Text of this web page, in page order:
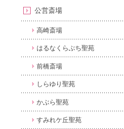
公営斎場
高崎斎場
はるなくらぶち聖苑
前橋斎場
しらゆり聖苑
かぶら聖苑
すみれケ丘聖苑